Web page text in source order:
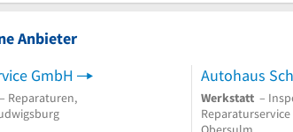
Anbieter
GmbH
– Reparaturen,
Werkstatt –
Reparaturservice